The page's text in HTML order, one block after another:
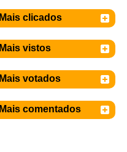
Mais clicados
Mais vistos
Mais votados
Mais comentados